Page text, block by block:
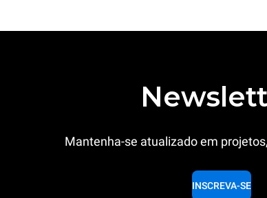
Mantenha-se atualizado em
INSCREVA-SE